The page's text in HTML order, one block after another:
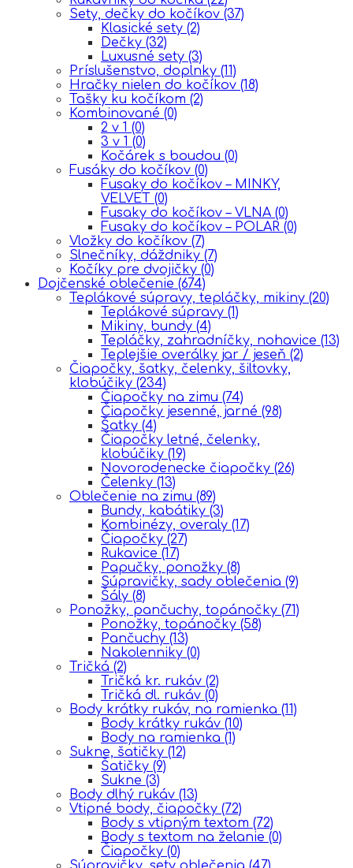
Sety, dečky do kočíkov (37)
Klasické sety (2)
Dečky (32)
Luxusné sety (3)
Príslušenstvo, doplnky (11)
Hračky nielen do kočíkov (18)
Tašky ku kočíkom (2)
Kombinované (0)
2 v 1 (0)
3 v 1 (0)
Kočárek s boudou (0)
Fusáky do kočíkov (0)
Fusaky do kočíkov – MINKY,
VELVET (0)
Fusaky do kočíkov – VLNA (0)
Fusaky do kočíkov – POLAR (0)
Vložky do kočíkov (7)
Slnečníky, dáždniky (7)
Kočíky pre dvojičky (0)
Dojčenské oblečenie (674)
Teplákové súpravy, tepláčky, mikiny (20)
Teplákové súpravy (1)
Mikiny, bundy (4)
Tepláčky, zahradníčky, nohavice (13)
Teplejšie overálky jar / jeseň (2)
Čiapočky, šatky, čelenky, šiltovky,
klobúčiky (234)
Čiapočky na zimu (74)
Čiapočky jesenné, jarné (98)
Šatky (4)
Čiapočky letné, čelenky,
klobúčiky (19)
Novorodenecke čiapočky (26)
Čelenky (13)
Oblečenie na zimu (89)
Bundy, kabátiky (3)
Kombinézy, overaly (17)
Čiapočky (27)
Rukavice (17)
Papučky, ponožky (8)
Súpravičky, sady oblečenia (9)
Šály (8)
Ponožky, pančuchy, topánočky (71)
Ponožky, topánočky (58)
Pančuchy (13)
Nakolenniky (0)
Tričká (2)
Tričká kr. rukáv (2)
Tričká dl. rukáv (0)
Body krátky rukáv, na ramienka (11)
Body krátky rukáv (10)
Body na ramienka (1)
Sukne, šatičky (12)
Šatičky (9)
Sukne (3)
Body dlhý rukáv (13)
Vtipné body, čiapočky (72)
Body s vtipným textom (72)
Body s textom na želanie (0)
Čiapočky (0)